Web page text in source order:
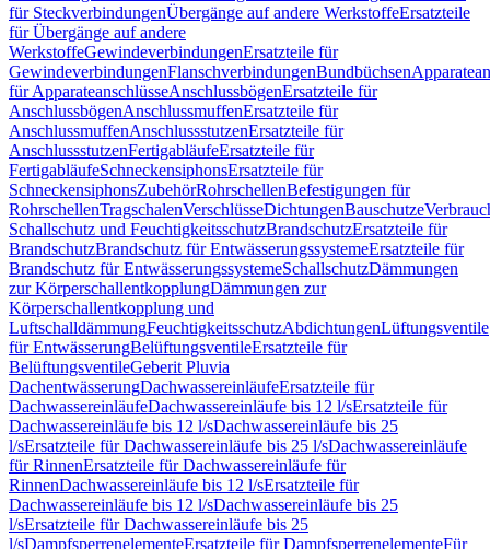
für SteckverbindungenÜbergänge auf andere WerkstoffeErsatzteile
für Übergänge auf andere
WerkstoffeGewindeverbindungenErsatzteile für
GewindeverbindungenFlanschverbindungenBundbüchsen
für ApparateanschlüsseAnschlussbögenErsatzteile für
AnschlussbögenAnschlussmuffenErsatzteile für
AnschlussmuffenAnschlussstutzenErsatzteile für
AnschlussstutzenFertigabläufeErsatzteile für
FertigabläufeSchneckensiphonsErsatzteile für
SchneckensiphonsZubehörRohrschellenBefestigungen für
RohrschellenTragschalenVerschlüsseDichtungenBauschutze
Schallschutz und FeuchtigkeitsschutzBrandschutzErsatzteile für
BrandschutzBrandschutz für EntwässerungssystemeErsatzteile für
Brandschutz für EntwässerungssystemeSchallschutzDämmungen
zur KörperschallentkopplungDämmungen zur
Körperschallentkopplung und
LuftschalldämmungFeuchtigkeitsschutzAbdichtungenLüftungsventile
für EntwässerungBelüftungsventileErsatzteile für
BelüftungsventileGeberit Pluvia
DachentwässerungDachwassereinläufeErsatzteile für
DachwassereinläufeDachwassereinläufe bis 12 l/sErsatzteile für
Dachwassereinläufe bis 12 l/sDachwassereinläufe bis 25
l/sErsatzteile für Dachwassereinläufe bis 25 l/sDachwassereinläufe
für RinnenErsatzteile für Dachwassereinläufe für
RinnenDachwassereinläufe bis 12 l/sErsatzteile für
Dachwassereinläufe bis 12 l/sDachwassereinläufe bis 25
l/sErsatzteile für Dachwassereinläufe bis 25
l/sDampfsperrenelementeErsatzteile für DampfsperrenelementeFür